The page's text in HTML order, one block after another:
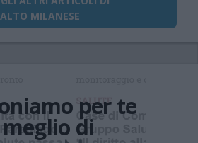
ALTO MILANESE
per te
di